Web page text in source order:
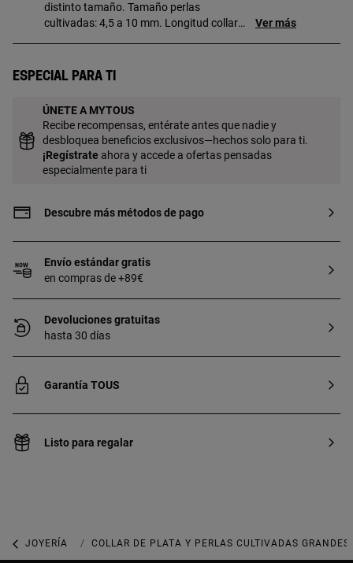
distinto tamaño. Tamaño perlas
cultivadas: 4,5 a 10 mm. Longitud collar:
Ver más
Especial para ti
ÚNETE A MYTOUS
Recibe recompensas, entérate antes que nadie y
desbloquea beneficios exclusivos—hechos solo para ti.
¡Regístrate ahora y accede a ofertas pensadas
especialmente para ti
Descubre más métodos de pago
Envío estándar gratis
en compras de +89€
Devoluciones gratuitas
hasta 30 días
Garantía TOUS
Listo para regalar
JOYERÍA JOYAS CON PERLAS
COLLAR DE PLATA Y PERLAS CULTIVADAS GRANDES